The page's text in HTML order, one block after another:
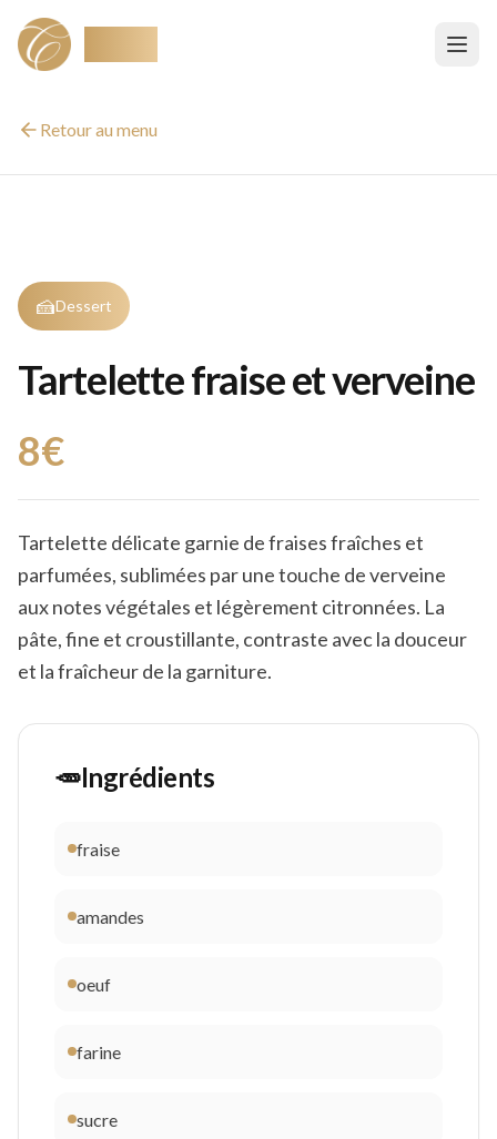
Retour au menu
🍰Dessert
Tartelette fraise et verveine
8€
Tartelette délicate garnie de fraises fraîches et
parfumées, sublimées par une touche de verveine
aux notes végétales et légèrement citronnées. La
pâte, fine et croustillante, contraste avec la douceur
et la fraîcheur de la garniture.
🥕Ingrédients
fraise
amandes
oeuf
farine
sucre